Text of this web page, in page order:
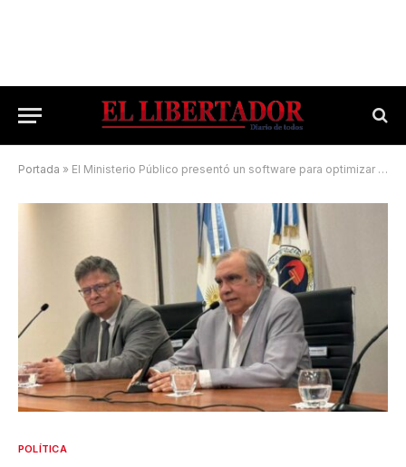
Portada » El Ministerio Público presentó un software para optimizar el fuero penal
POLÍTICA